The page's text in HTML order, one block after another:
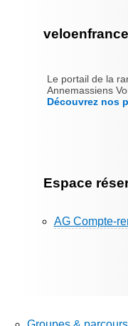
Le portail de la
Annemassiens
Découvrez nos
Espace
AG Compte-